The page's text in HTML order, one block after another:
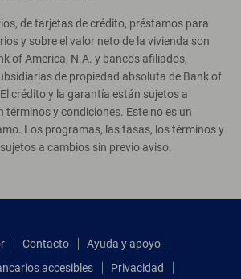
de tarjetas de crédito, préstamos para
y sobre el valor neto de la vivienda son
of America, N.A. y bancos afiliados,
de propiedad absoluta de Bank of
crédito y la garantía están sujetos a
términos y condiciones. Este no es un
Los programas, las tasas, los términos y
a cambios sin previo aviso.
Contacto
Ayuda y apoyo
accesibles
Privacidad